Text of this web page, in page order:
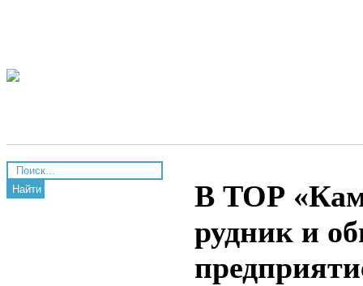
Найти
В ТОР
рудник и